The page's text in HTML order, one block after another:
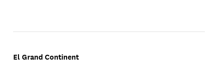
El Grand Continent